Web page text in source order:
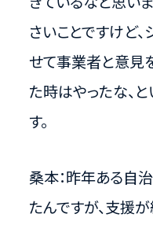
さいことですけど
せて事業者と意見
た時はやったな、
す。
桑本：昨年ある自
たんですが、支援